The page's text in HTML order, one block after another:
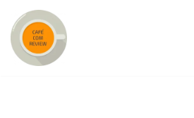
Pular
para